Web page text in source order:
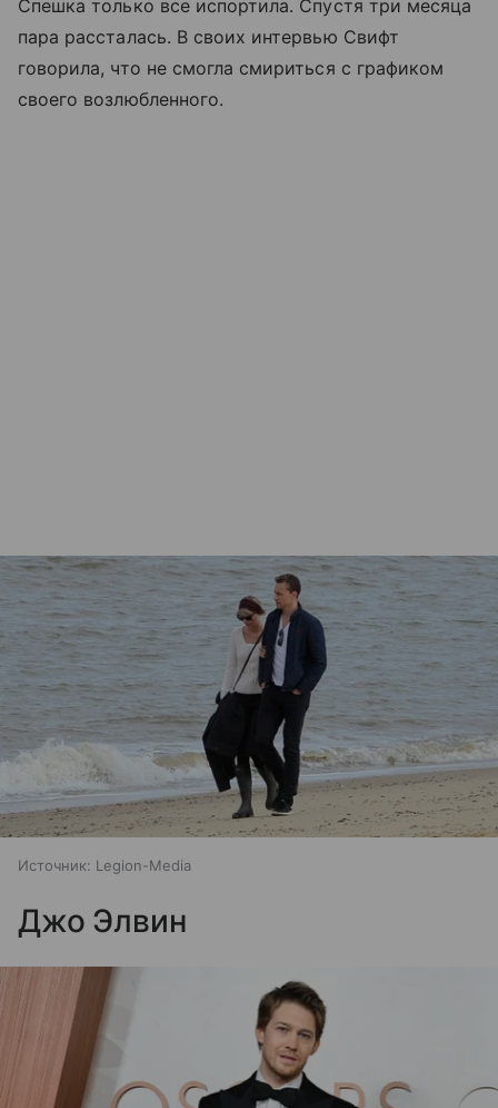
Спешка только все испортила. Спустя три месяца
пара рассталась. В своих интервью Свифт
говорила, что не смогла смириться с графиком
своего возлюбленного.
Источник: Legion-Media
Джо Элвин